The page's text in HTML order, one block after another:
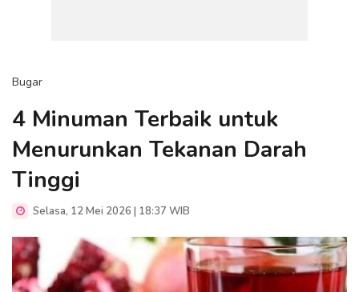
Bugar
4 Minuman Terbaik untuk
Menurunkan Tekanan Darah
Tinggi
Selasa, 12 Mei 2026 | 18:37 WIB